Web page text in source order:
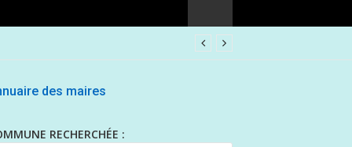
des maires
RECHERCHÉE :